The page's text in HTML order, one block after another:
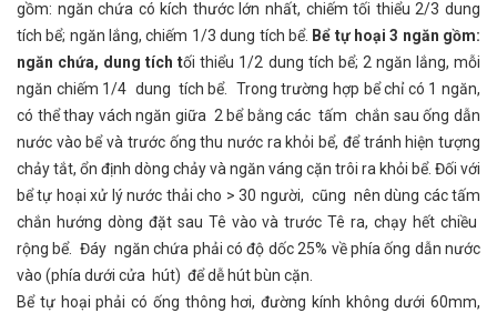
gồm: ngăn chứa có kích thước lớn nhất, chiếm tối thiểu 2/3 dung
tích bể; ngăn lắng, chiếm 1/3 dung tích bể. Bể tự hoại 3 ngăn gồm:
ngăn chứa, dungtích tối thiểu 1/2 dung tích bể; 2 ngăn lắng, mỗi
ngăn chiếm 1/4 dung tích bể. Trong trường hợp bể chỉ có 1 ngăn,
có thể thay vách ngăn giữa 2 bể bằng các tấm chắn sau ống dẫn
nước vào bể và trước ống thu nước ra khỏi bể, để tránh hiện tượng
chảy tắt, ổn định dòng chảy và ngăn váng cặn trôi ra khỏi bể. Đối với
bể tự hoại xử lý nước thải cho > 30 người, cũng nên dùng các tấm
chắn hướng dòng đặt sau Tê vào và trước Tê ra, chạy hết chiều
rộng bể. Đáy ngăn chứa phải có độ dốc 25% về phía ống dẫn nước
vào (phía dưới cửa hút) để dễ hút bùn cặn.
Bể tự hoại phải có ống thông hơi, đường kính không dưới 60mm,